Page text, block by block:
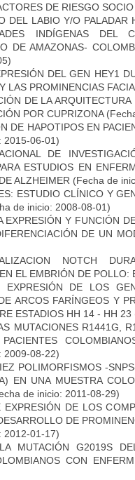
DE RIESGO
DEL LABIO Y/O
INDÍGENAS DEL
DE AMAZONAS-
DEL GEN HEY1
LAS PROMINENCIAS
DE LA
POR CUPRIZONA
DE HAPOTIPOS EN
2015-06-01)
DE
ESTUDIOS EN
ALZHEIMER (Fecha de
ESTUDIO CLÍNICO Y
de inicio: 2008-08-01)
EXPRESIÓN Y FUNCIÓN
DE UN
NOTCH
EL EMBRIÓN DE POLLO:
EXPRESIÓN DE LOS
ARCOS FARÍNGEOS Y
ESTADIOS HH 14 - HH 23
MUTACIONES R1441G,
2009-08-22)
POLIMORFISMOS -
EN UNA MUESTRA
de inicio: 2011-08-29)
EXPRESIÓN DE LOS
DE
2012-01-17)
MUTACIÓN G2019S
CON